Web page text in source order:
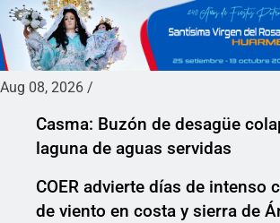
Aug 08, 2026 /
Casma: Buzón de desagüe
laguna de aguas servidas
COER advierte días de intenso
de viento en costa y sierra de